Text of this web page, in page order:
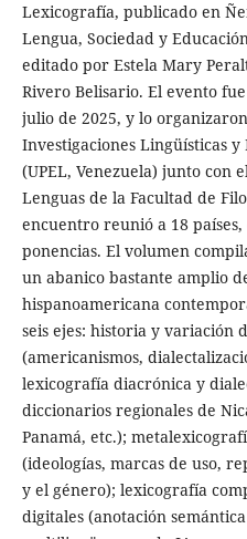
Lexicografía, publicado en
Lengua, Sociedad y
editado por Estela Mary
Rivero Belisario. El evento
julio de 2025, y lo
Investigaciones Lingüísticas
(UPEL, Venezuela) junto con
Lenguas de la Facultad de
encuentro reunió a 18
ponencias. El volumen
un abanico bastante amplio
hispanoamericana
seis ejes: historia y variación
(americanismos,
lexicografía diacrónica y
diccionarios regionales de
Panamá, etc.);
(ideologías, marcas de uso,
y el género); lexicografía
digitales (anotación